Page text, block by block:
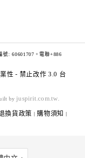
: 60601707。電聯+886
性 - 禁止改作 3.0 台
by juspirit.com.tw
換貨政策 | 購物須知 |